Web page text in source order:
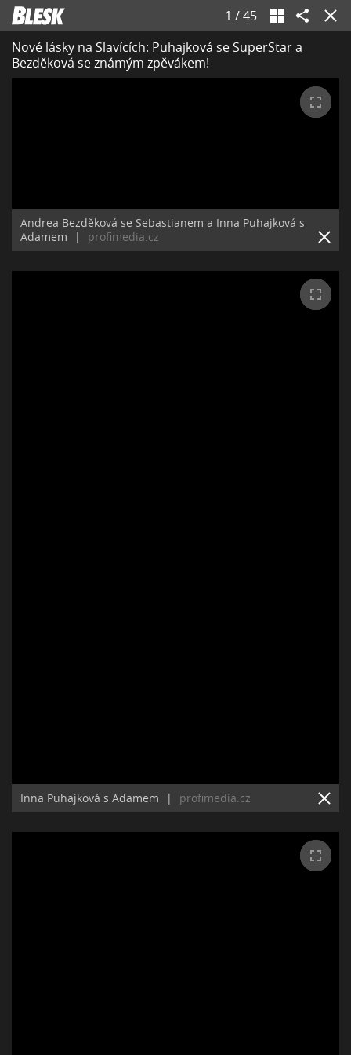
1 /45
Nové lásky na Slavících: Puhajková se SuperStar a
Bezděková se známým zpěvákem!
Andrea Bezděková se Sebastianem a Inna Puhajková s
Adamem
| profimedia.cz
Inna Puhajková s Adamem | profimedia.cz